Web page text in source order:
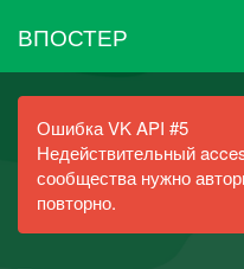
ВПОСТЕР
Ошибка VK API #5
Недействительный
сообщества нужно
повторно.